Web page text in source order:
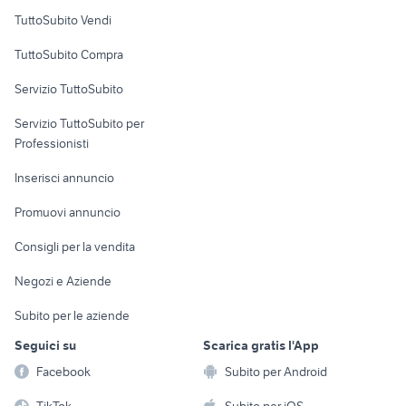
Informatica
Console e
Fotografia
Telefonia
Biciclette
TuttoSubito Vendi
TuttoSubito Compra
Servizio TuttoSubito
Servizio TuttoSubito per
Professionisti
Inserisci annuncio
Promuovi annuncio
Consigli per la vendita
Negozi e Aziende
Subito per le aziende
Seguici su
Facebook
Scarica gratis l'App
Subito per Android